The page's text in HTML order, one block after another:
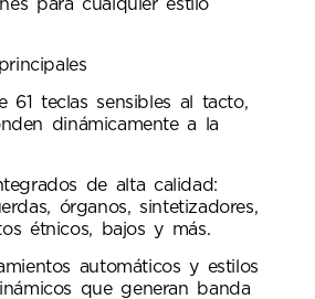
para cualquier estilo
61 teclas sensibles al tacto,
dinámicamente a la
de alta calidad:
órganos, sintetizadores,
étnicos, bajos y más.
automáticos y estilos
que generan banda